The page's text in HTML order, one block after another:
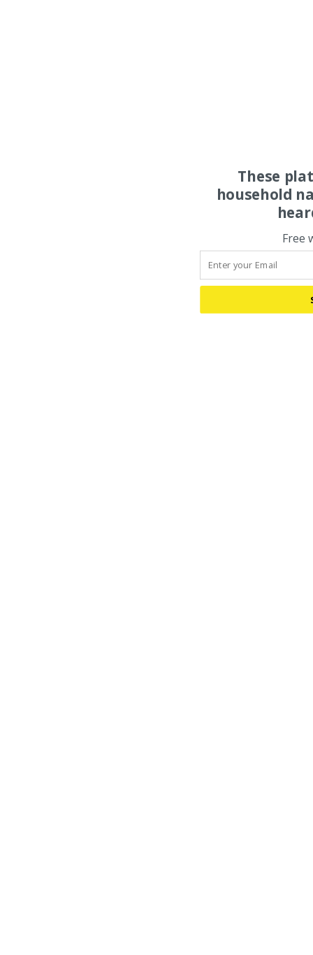
These
household
Free